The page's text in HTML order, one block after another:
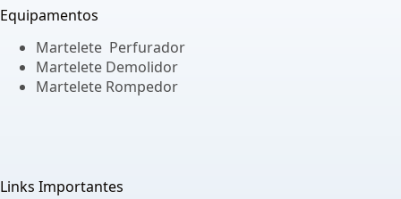
Equipamentos
Martelete Perfurador
Martelete Demolidor
Martelete Rompedor
Links Importantes